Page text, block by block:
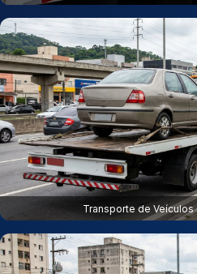
Transporte de Veículos